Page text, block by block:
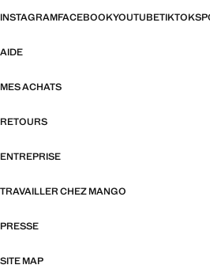
INSTAGRAMFACEBOOKYOUTUBETIKTOK
AIDE
MES ACHATS
RETOURS
ENTREPRISE
TRAVAILLER CHEZ MANGO
PRESSE
SITE MAP